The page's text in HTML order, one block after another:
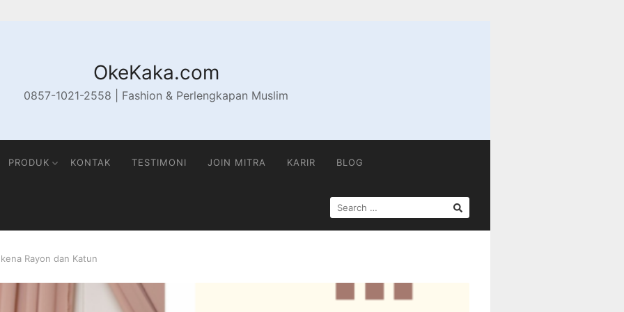
OkeKaka.com
0857-1021-2558 | Fashion & Perlengkapan Muslim
PRODUK KONTAK TESTIMONI JOIN MITRA KARIR BLOG
SEARCH
FOR:
Rayon dan Katun